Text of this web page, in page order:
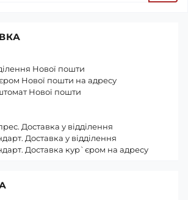
Нової пошти
Нової пошти на адресу
Нової пошти
Доставка у відділення
Доставка у відділення
Доставка кур`єром на адресу